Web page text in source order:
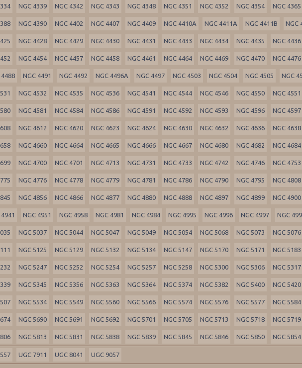
NGC 4339 NGC 4342 NGC 4343 NGC 4348 NGC 4351 NGC 4352 NGC 4354 NGC 4365
NGC 4390 NGC 4402 NGC 4407 NGC 4409 NGC 4410A NGC 4411A NGC 4411B NGC
NGC 4428 NGC 4429 NGC 4430 NGC 4431 NGC 4433 NGC 4434 NGC 4435 NGC 4436
NGC 4454 NGC 4457 NGC 4458 NGC 4461 NGC 4464 NGC 4469 NGC 4470 NGC 4476
4488 NGC 4491 NGC 4492 NGC 4496A NGC 4497 NGC 4503 NGC 4504 NGC 4505 NGC
NGC 4532 NGC 4535 NGC 4536 NGC 4541 NGC 4544 NGC 4546 NGC 4550 NGC 4551
NGC 4581 NGC 4584 NGC 4586 NGC 4591 NGC 4592 NGC 4593 NGC 4596 NGC 4597
NGC 4612 NGC 4620 NGC 4623 NGC 4624 NGC 4630 NGC 4632 NGC 4636 NGC 4638
NGC 4660 NGC 4664 NGC 4665 NGC 4666 NGC 4667 NGC 4680 NGC 4682 NGC 4684
NGC 4700 NGC 4701 NGC 4713 NGC 4731 NGC 4733 NGC 4742 NGC 4746 NGC 4753
NGC 4776 NGC 4778 NGC 4779 NGC 4781 NGC 4786 NGC 4790 NGC 4795 NGC 4808
NGC 4856 NGC 4866 NGC 4877 NGC 4880 NGC 4888 NGC 4897 NGC 4899 NGC 4900
NGC 4951 NGC 4958 NGC 4981 NGC 4984 NGC 4995 NGC 4996 NGC 4997 NGC
NGC 5037 NGC 5044 NGC 5047 NGC 5049 NGC 5054 NGC 5068 NGC 5073 NGC 5076
NGC 5125 NGC 5129 NGC 5132 NGC 5134 NGC 5147 NGC 5170 NGC 5171 NGC 5183
NGC 5247 NGC 5252 NGC 5254 NGC 5257 NGC 5258 NGC 5300 NGC 5306 NGC 5317
NGC 5345 NGC 5356 NGC 5363 NGC 5364 NGC 5374 NGC 5382 NGC 5400 NGC 5420
NGC 5534 NGC 5549 NGC 5560 NGC 5566 NGC 5574 NGC 5576 NGC 5577 NGC 5584
NGC 5690 NGC 5691 NGC 5692 NGC 5701 NGC 5705 NGC 5713 NGC 5718 NGC 5719
NGC 5813 NGC 5831 NGC 5838 NGC 5839 NGC 5845 NGC 5846 NGC 5850 NGC 5854
UGC 7911 UGC 8041 UGC 9057